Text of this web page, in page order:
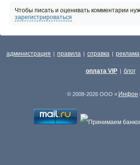
Чтобы писать и оценивать комментарии
зарегистрироваться
администрация | правила | справка | реклама
оплата VIP | блог
© 2008-2026 ООО « Инфон